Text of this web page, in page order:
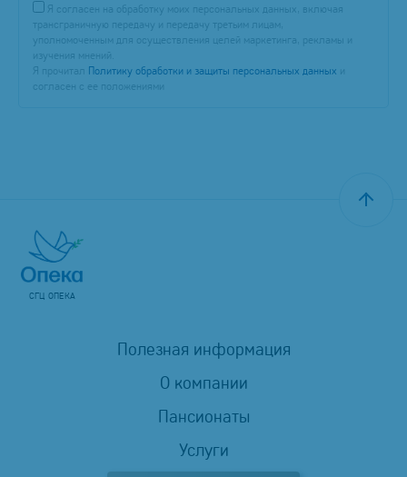
Я согласен на обработку моих персональных данных, включая
трансграничную передачу и передачу третьим лицам,
уполномоченным для осуществления целей маркетинга, рекламы и
изучения мнений.
Я прочитал Политику обработки и защиты персональных данных и
согласен с ее положениями
СГЦ ОПЕКА
Пансионаты
Услуги
Полезная информация
О компании